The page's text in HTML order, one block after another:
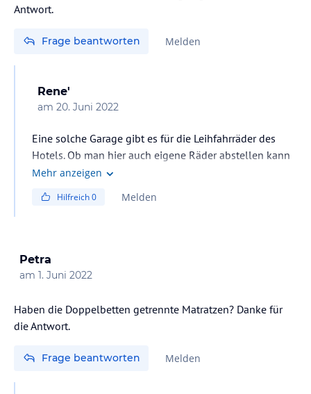
Antwort.
Frage beantworten Melden
Rene'
am 20. Juni 2022
Eine solche Garage gibt es für die Leihfahrräder des
Hotels. Ob man hier auch eigene Räder abstellen kann
ist mir nicht bekannt. Einfach an der Rezeption
Mehr anzeigen
Hilfreich0 Melden
Petra
am 1. Juni 2022
Haben die Doppelbetten getrennte Matratzen? Danke für
die Antwort.
Frage beantworten Melden